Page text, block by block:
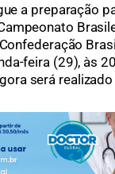
a preparação
feira (29), às
será realizado